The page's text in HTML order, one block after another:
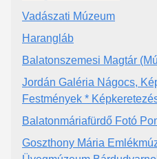
Vadászati Múzeum
Harangláb
Balatonszemesi Magtár
Jordán Galéria Nágocs,
Festmények *
Balatonmáriafürdő Fotó
Goszthony Mária